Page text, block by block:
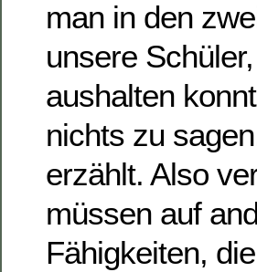
man in den
unsere
aushalten
nichts zu
erzählt. Also
müssen auf
Fähigkeiten,